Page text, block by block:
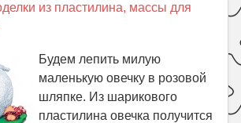
из пластилина, массы для
Будем лепить милую
маленькую овечку в розовой
шляпке. Из шарикового
пластилина овечка получится